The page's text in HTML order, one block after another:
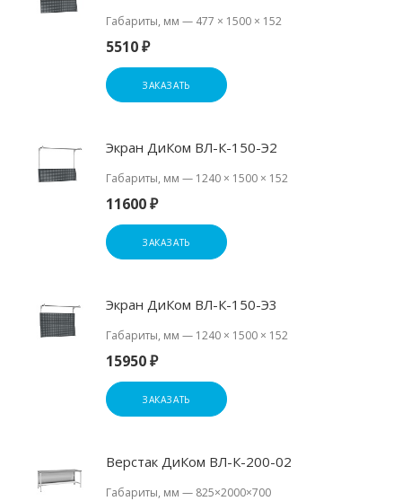
Габариты, мм — 477 × 1500 × 152
5510 ₽
ЗАКАЗАТЬ
Экран ДиКом ВЛ-К-150-Э2
Габариты, мм — 1240 × 1500 × 152
11600 ₽
ЗАКАЗАТЬ
Экран ДиКом ВЛ-К-150-Э3
Габариты, мм — 1240 × 1500 × 152
15950 ₽
ЗАКАЗАТЬ
Верстак ДиКом ВЛ-К-200-02
Габариты, мм — 825×2000×700